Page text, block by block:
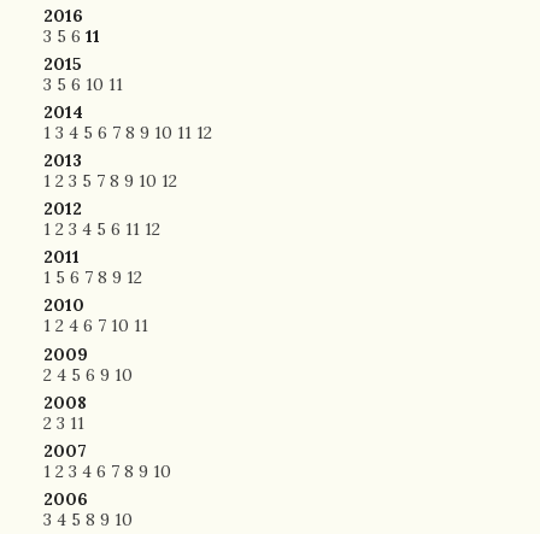
2016
3 5 6 11
2015
3 5 6 10 11
2014
1 3 4 5 6 7 8 9 10 11 12
2013
1 2 3 5 7 8 9 10 12
2012
1 2 3 4 5 6 11 12
2011
1 5 6 7 8 9 12
2010
1 2 4 6 7 10 11
2009
2 4 5 6 9 10
2008
2 3 11
2007
1 2 3 4 6 7 8 9 10
2006
3 4 5 8 9 10